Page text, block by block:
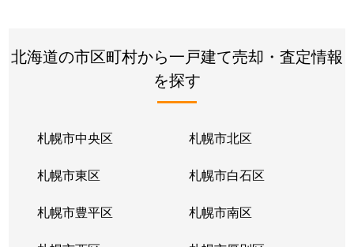
北海道の市区町村から一戸建て売却・査定情報
を探す
札幌市中央区 札幌市北区
札幌市東区 札幌市白石区
札幌市豊平区 札幌市南区